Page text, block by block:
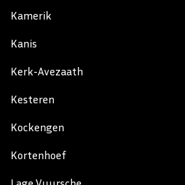
Kamerik
Kanis
Kerk-Avezaath
Kesteren
Kockengen
Kortenhoef